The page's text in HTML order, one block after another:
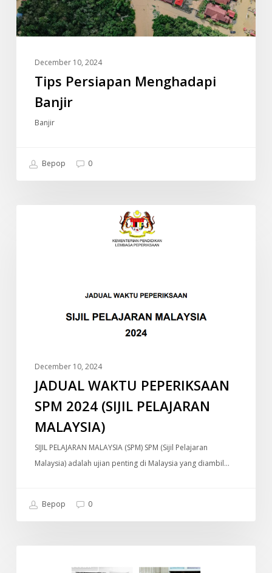
December 10, 2024
Tips Persiapan Menghadapi
Banjir
Banjir
Bepop 0
December 10, 2024
JADUAL WAKTU PEPERIKSAAN
SPM 2024 (SIJIL PELAJARAN
MALAYSIA)
SIJIL PELAJARAN MALAYSIA (SPM) SPM (Sijil Pelajaran
Malaysia) adalah ujian penting di Malaysia yang diambil…
Bepop 0
DOKUMENTARI